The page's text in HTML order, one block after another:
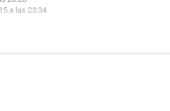
a las 23:34